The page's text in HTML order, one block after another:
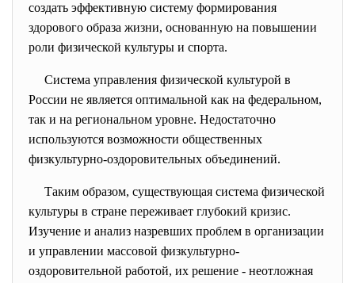
создать эффективную систему формирования
здорового образа жизни, основанную на повышении
роли физической культуры и спорта.
Система управления физической культурой в
России не является оптимальной как на федеральном,
так и на региональном уровне. Недостаточно
используются возможности общественных
физкультурно-оздоровительных объединений.
Таким образом, существующая система физической
культуры в стране переживает глубокий кризис.
Изучение и анализ назревших проблем в организации
и управлении массовой физкультурно-
оздоровительной работой, их решение - неотложная